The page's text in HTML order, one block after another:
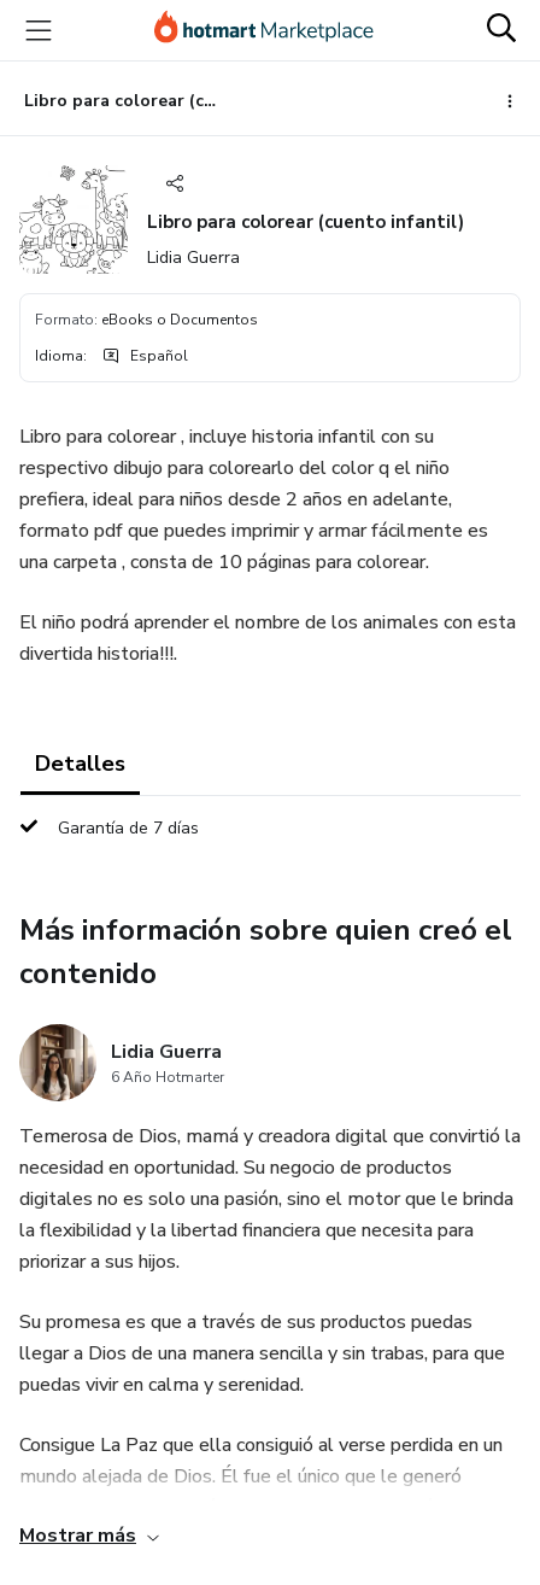
principal
página
de
página
Libro para colorear (cuento infantil)
Libro para colorear (cuento infantil)
Lidia Guerra
Formato: eBooks o Documentos
Idioma: Español
Libro para colorear , incluye historia infantil con su
respectivo dibujo para colorearlo del color q el niño
prefiera, ideal para niños desde 2 años en adelante,
formato pdf que puedes imprimir y armar fácilmente es
una carpeta , consta de 10 páginas para colorear.
El niño podrá aprender el nombre de los animales con esta
divertida historia!!!.
Detalles
Garantía de 7 días
Más información sobre quien creó el
contenido
Lidia Guerra
6 Año Hotmarter
Temerosa de Dios, mamá y creadora digital que convirtió la
necesidad en oportunidad. Su negocio de productos
digitales no es solo una pasión, sino el motor que le brinda
la flexibilidad y la libertad financiera que necesita para
priorizar a sus hijos.
Su promesa es que a través de sus productos puedas
llegar a Dios de una manera sencilla y sin trabas, para que
puedas vivir en calma y serenidad.
Consigue La Paz que ella consiguió al verse perdida en un
mundo alejada de Dios. Él fue el único que le generó
todo le mostró que Dios todo lo puede.
Mostrar más